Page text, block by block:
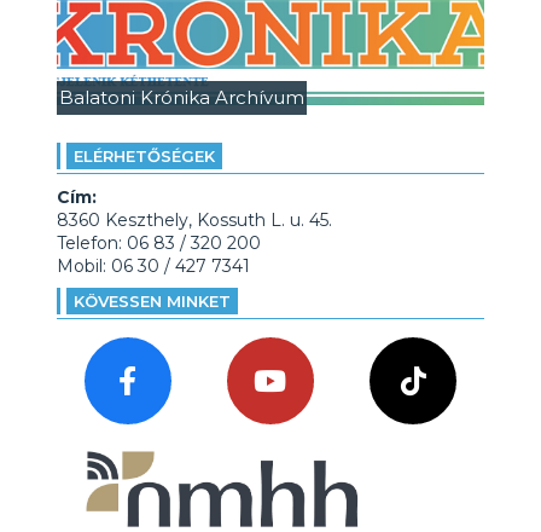
Balatoni Krónika Archívum
ELÉRHETŐSÉGEK
Cím:
8360 Keszthely, Kossuth L. u. 45.
Telefon: 06 83 / 320 200
Mobil: 06 30 / 427 7341
KÖVESSEN MINKET